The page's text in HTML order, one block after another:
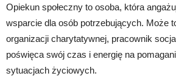
Opiekun społeczny to osoba, która
wsparcie dla osób potrzebujących. Może
organizacji charytatywnej, pracownik
poświęca swój czas i energię na
sytuacjach życiowych.